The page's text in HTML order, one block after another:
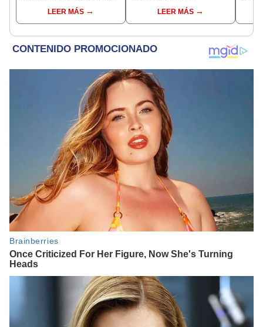
“Lunes es mejor día”
LEER MÁS
pymes serían los más
beneficiados
LEER MÁS